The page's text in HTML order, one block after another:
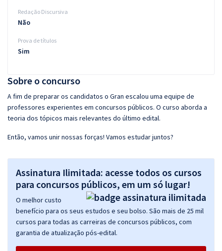
Sobre o concurso
A fim de preparar os candidatos o Gran escalou uma equipe de
professores experientes em concursos públicos. O curso aborda a
teoria dos tópicos mais relevantes do último edital.
Então, vamos unir nossas forças! Vamos estudar juntos?
Assinatura Ilimitada: acesse todos os cursos
para concursos públicos, em um só lugar!
O melhor custo
benefício para os seus estudos e seu bolso. São mais de 25 mil
cursos para todas as carreiras de concursos públicos, com
garantia de atualização pós-edital.
Redação Discursiva
Não
Prova de títulos
Sim